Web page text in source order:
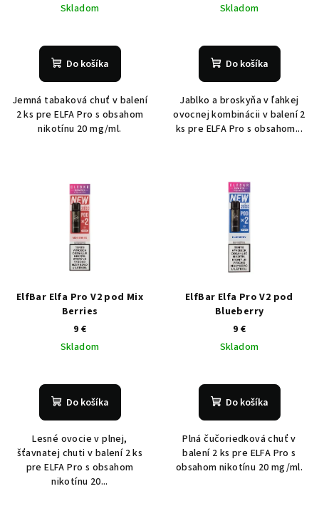
Skladom
Do košíka
Jemná tabaková chuť v balení
2 ks pre ELFA Pro s obsahom
nikotínu 20 mg/ml.
Skladom
Do košíka
Jablko a broskyňa v ľahkej
ovocnej kombinácii v balení 2
ks pre ELFA Pro s obsahom...
ElfBar Elfa Pro V2 pod Mix
Berries
9 €
Skladom
Do košíka
Lesné ovocie v plnej,
šťavnatej chuti v balení 2 ks
pre ELFA Pro s obsahom
nikotínu 20...
ElfBar Elfa Pro V2 pod
Blueberry
9 €
Skladom
Do košíka
Plná čučoriedková chuť v
balení 2 ks pre ELFA Pro s
obsahom nikotínu 20 mg/ml.